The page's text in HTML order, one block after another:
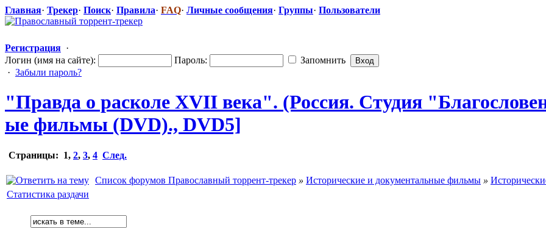
Главная· Трекер· Поиск· Правила· FAQ· Личные сообщения· Группы· Пользователи
Регистрация ·
Логин (имя на сайте):
Пароль:
Запомнить
· Забыли пароль?
"Правда о расколе XVII века". (Россия. Студия "Благосл
ые фильмы (DVD)., DVD5]
Страницы: 1, 2, 3, 4 След.
Список форумов Православный торрент-трекер » Исторические и документальные фильмы »
Статистика раздачи